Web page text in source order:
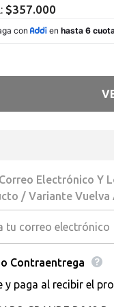
Missing
interpolation
value
&quot;producto&quot;
cantidad
$357.000
Electrónico Y
/ Variante Vuelva
Contraentrega
y paga al recibir el